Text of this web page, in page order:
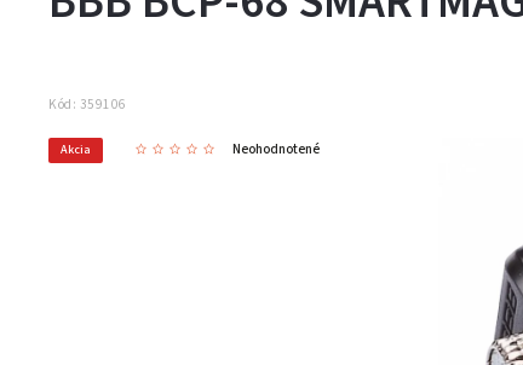
Kód: 359106
Akcia Neohodnotené